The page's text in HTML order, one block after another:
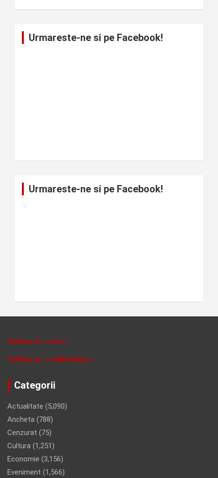
Urmareste-ne si pe Facebook!
Urmareste-ne si pe Facebook!
Politica de cookies
Politica de confidentalitate
Categorii
Actualitate (5,090)
Ancheta (788)
Cenzurat (75)
Cultura (1,251)
Economie (3,156)
Eveniment (1,566)